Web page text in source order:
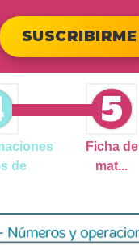
SUSCRIBIRME
de
5
Ficha de
mat...